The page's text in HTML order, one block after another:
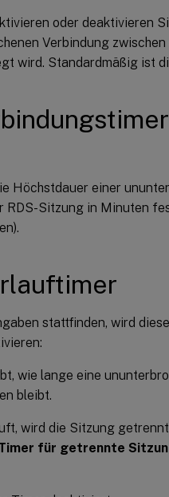
oder deaktivieren
Verbindung
wird. Standardmäßig ist
Höchstdauer einer
RDS-Sitzung in Minuten
stattfinden, wird
wie lange eine
bleibt.
wird die Sitzung
für getrennte